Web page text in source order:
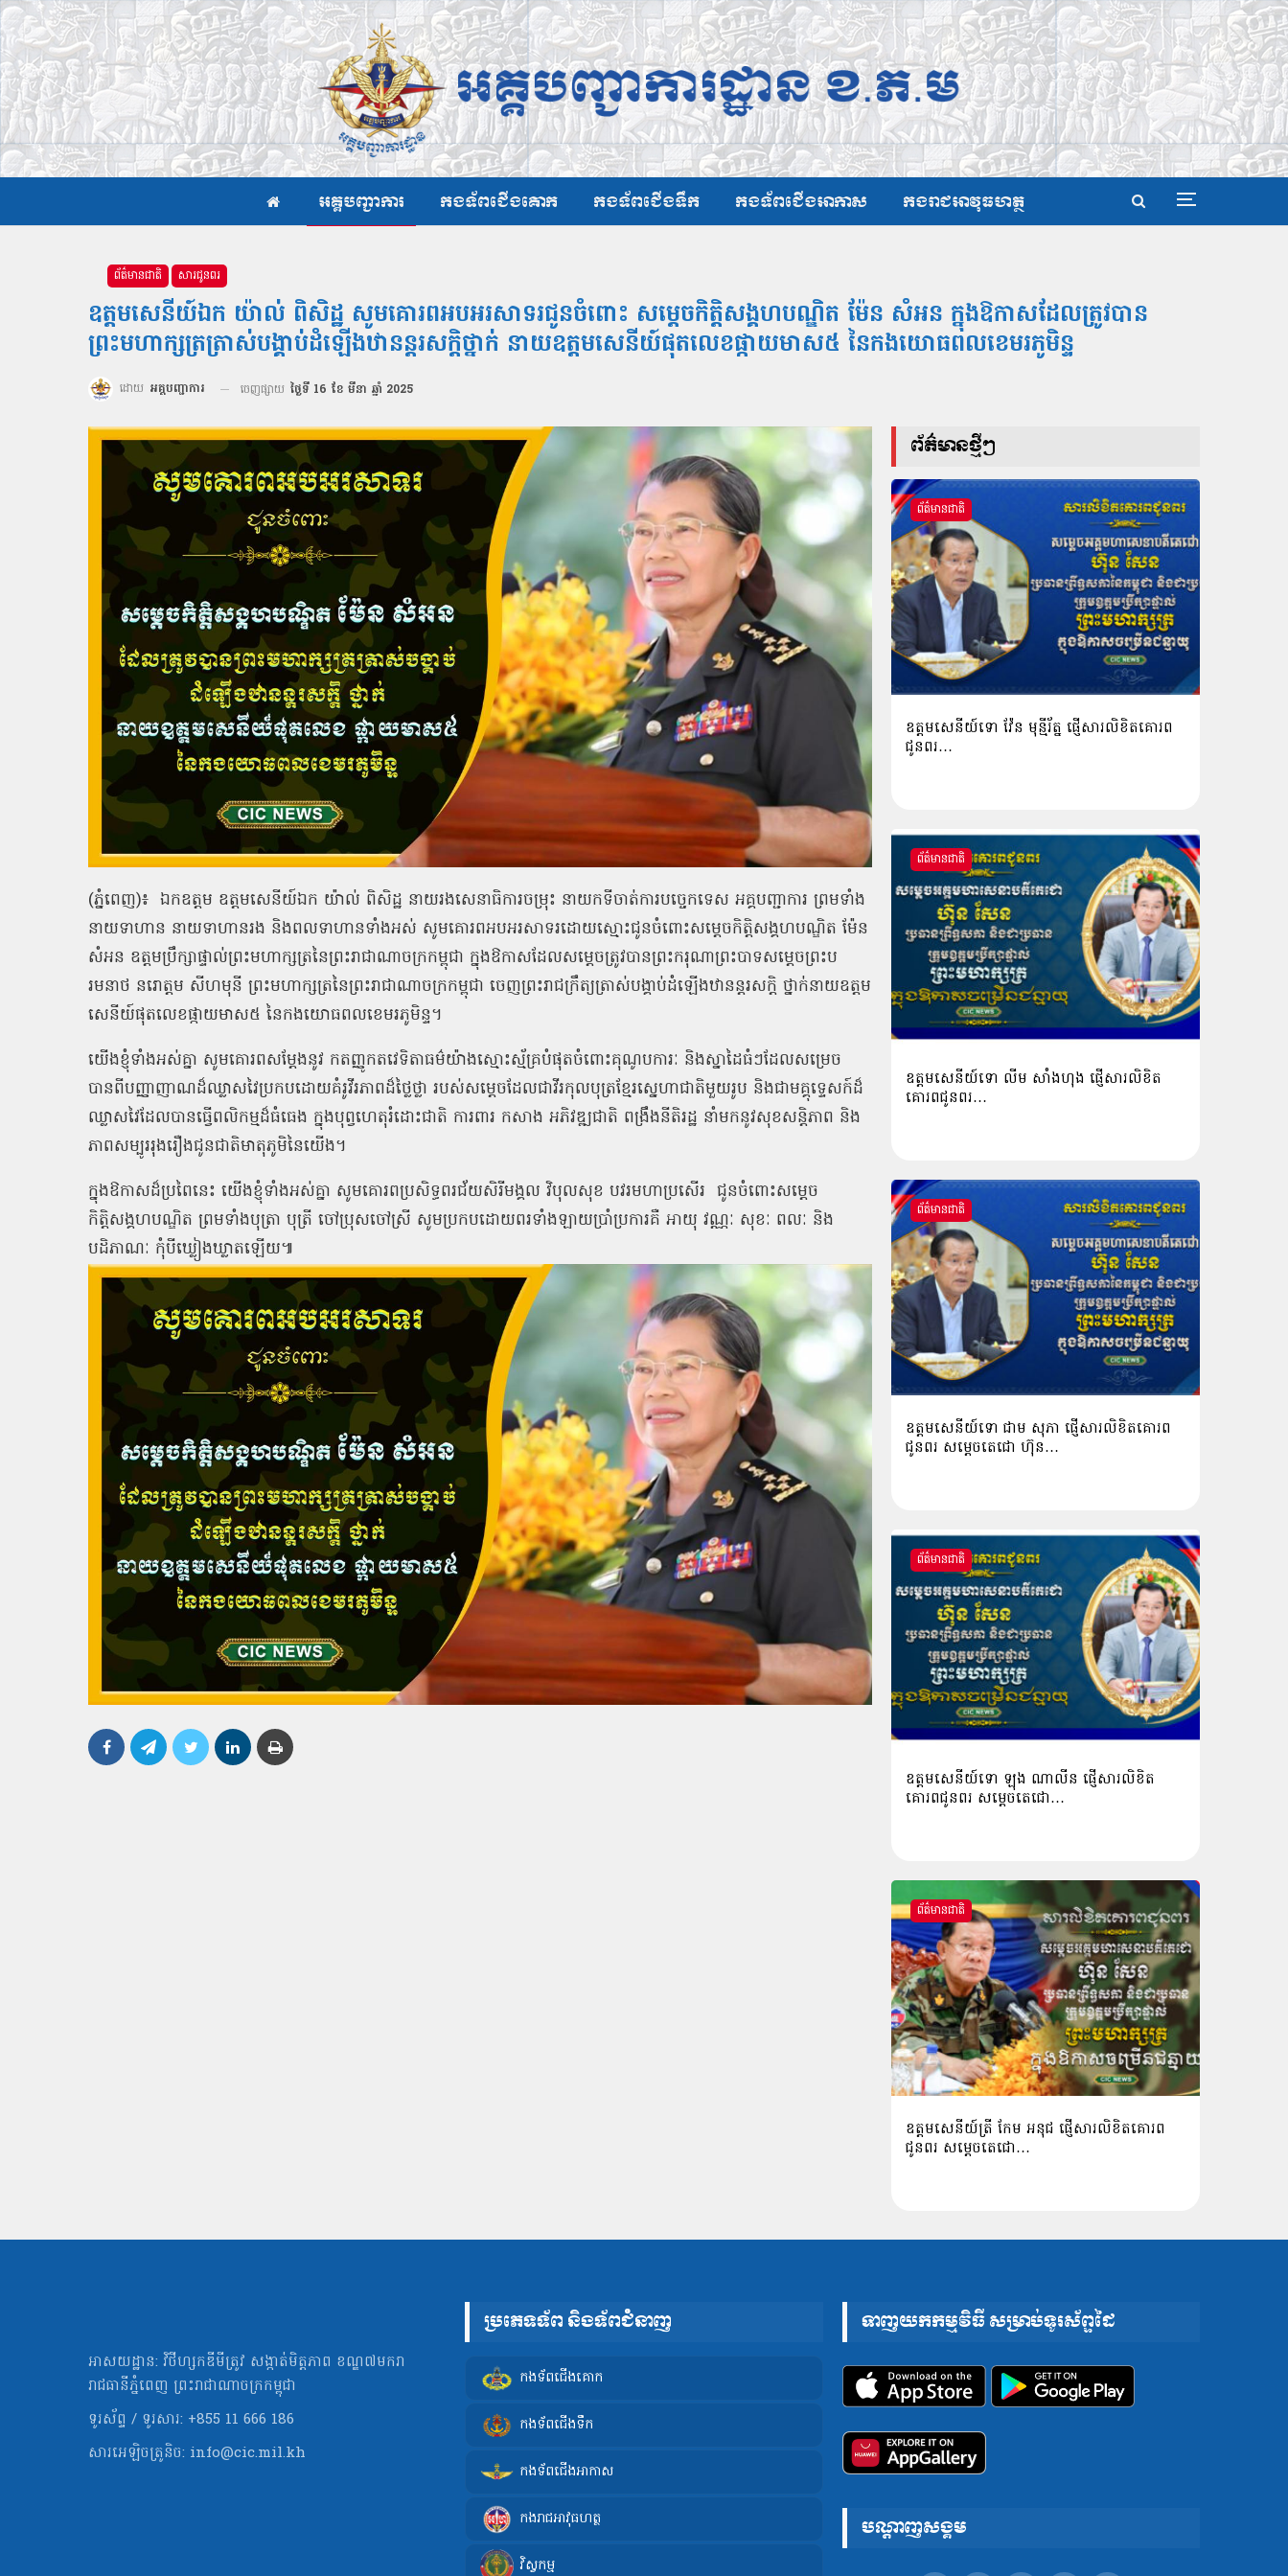
អគ្គបញ្ជាការ កងទ័ពជើងគោក កងទ័ពជើងទឹក កងទ័ពជើងអាកាស កងរាជអាវុធហត្ថ
ព័ត៌មានជាតិ សារជូនពរ
ឧត្តមសេនីយ៍ឯក យ៉ាល់ ពិសិដ្ឋ សូមគោរពអបអរសាទរជូនចំពោះ សម្ដេចកិត្តិសង្គហបណ្ឌិត ម៉ែន សំអន ក្នុងឱកាសដែលត្រូវបាន
ព្រះមហាក្សត្រត្រាស់បង្គាប់ដំឡើងឋានន្តរសក្តិថ្នាក់ នាយឧត្តមសេនីយ៍ផុតលេខផ្កាយមាស៥ នៃកងយោធពលខេមរភូមិន្ទ
ដោយ អគ្គបញ្ជាការ ចេញផ្សាយ ថ្ងៃទី 16 ខែ មីនា ឆ្នាំ 2025
(ភ្នំពេញ)៖ ឯកឧត្តម ឧត្តមសេនីយ៍ឯក យ៉ាល់ ពិសិដ្ឋ នាយរងសេនាធិការចម្រុះ នាយកទីចាត់ការបច្ចេកទេស អគ្គបញ្ជាការ ព្រមទាំង
នាយទាហាន នាយទាហានរង និងពលទាហានទាំងអស់ សូមគោរពអបអរសាទរដោយស្មោះជូនចំពោះសម្ដេចកិត្តិសង្គហបណ្ឌិត ម៉ែន
សំអន ឧត្តមប្រឹក្សាផ្ទាល់ព្រះមហាក្សត្រនៃព្រះរាជាណាចក្រកម្ពុជា ក្នុងឱកាសដែលសម្ដេចត្រូវបានព្រះករុណាព្រះបាទសម្តេចព្រះប
រមនាថ នរោត្តម សីហមុនី ព្រះមហាក្សត្រនៃព្រះរាជាណាចក្រកម្ពុជា ចេញព្រះរាជក្រឹត្យត្រាស់បង្គាប់ដំឡើងឋានន្តរសក្តិ ថ្នាក់នាយឧត្តម
សេនីយ៍ផុតលេខផ្កាយមាស៥ នៃកងយោធពលខេមរភូមិន្ទ។
យើងខ្ញុំទាំងអស់គ្នា សូមគោរពសម្តែងនូវ កតញ្ញូកតវេទិតាធម៌យ៉ាងស្មោះស្ម័គ្របំផុតចំពោះគុណូបការៈ និងស្នាដៃធំៗដែលសម្រេច
បានពីបញ្ញាញាណដ៏ឈ្លាសវៃប្រកបដោយគំរូវីរភាពដ៏ថ្លៃថ្លា របស់សម្ដេចដែលជាវីរកុលបុត្រខ្មែរស្នេហាជាតិមួយរូប និងជាមគ្គុទ្ទេសក៍ដ៏
ឈ្លាសវៃដែលបានធ្វើពលិកម្មដ៏ធំធេង ក្នុងបុព្វហេតុរំដោះជាតិ ការពារ កសាង អភិវឌ្ឍជាតិ ពង្រឹងនីតិរដ្ឋ នាំមកនូវសុខសន្តិភាព និង
ភាពសម្បូររុងរឿងជូនជាតិមាតុភូមិនៃយើង។
ក្នុងឱកាសដ៏ប្រពៃនេះ យើងខ្ញុំទាំងអស់គ្នា សូមគោរពប្រសិទ្ធពរជ័យសិរីមង្គល វិបុលសុខ បវរមហាប្រសើរ ជូនចំពោះសម្តេច
កិត្តិសង្គហបណ្ឌិត ព្រមទាំងបុត្រា បុត្រី ចៅប្រុសចៅស្រី សូមប្រកបដោយពរទាំងឡាយប្រាំប្រការគឺ អាយុ វណ្ណៈ សុខៈ ពលៈ និង
បដិភាណៈ កុំបីឃ្លៀងឃ្លាតឡើយ៕
ព័ត៌មានថ្មីៗ
ព័ត៌មានជាតិ
ឧត្តមសេនីយ៍ទោ វ៉ែន មុន្មីរ័ត្ន ផ្ញើសារលិខិតគោរព
ជូនពរ…
ព័ត៌មានជាតិ
ឧត្តមសេនីយ៍ទោ លីម​ សាំង​ហុង​ ផ្ញើសារលិខិត
គោរពជូនពរ…
ព័ត៌មានជាតិ
ឧត្តមសេនីយ៍ទោ ជាម សុភា ផ្ញើសារលិខិតគោរព
ជូនពរ សម្ដេចតេជោ ហ៊ុន…
ព័ត៌មានជាតិ
ឧត្ដមសេនីយ៍ទោ ឡុង ណាលីន ផ្ញើសារលិខិត
គោរពជូនពរ សម្ដេចតេជោ…
ព័ត៌មានជាតិ
ឧត្តមសេនីយ៍ត្រី កែម អនុជ ផ្ញើសារលិខិតគោរព
ជូនពរ សម្ដេចតេជោ…
អាសយដ្ឋាន: វិថីហ្សកឌីមីត្រូវ សង្កាត់មិត្ដភាព ខណ្ឌ៧មករា
រាជធានីភ្នំពេញ ព្រះរាជាណាចក្រកម្ពុជា
ទូរស័ព្ទ / ទូរសារ: +855 11 666 186
សារអេឡិចត្រូនិច: info@cic.mil.kh
ប្រភេទទ័ព និងទ័ពជំនាញ
កងទ័ពជើងគោក
កងទ័ពជើងទឹក
កងទ័ពជើងអាកាស
កងរាជអាវុធហត្ថ
វិស្វកម្ម
ទាញយកកម្មវិធី សម្រាប់ទូរស័ព្ទដៃ
បណ្តាញសង្គម